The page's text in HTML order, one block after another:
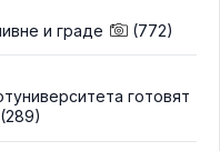
и граде (772)
готовят
(289)